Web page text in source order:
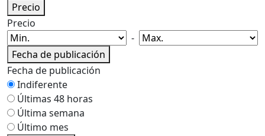
Precio
Precio
-
Fecha de publicación
Fecha de publicación
Indiferente
Últimas 48 horas
Última semana
Último mes